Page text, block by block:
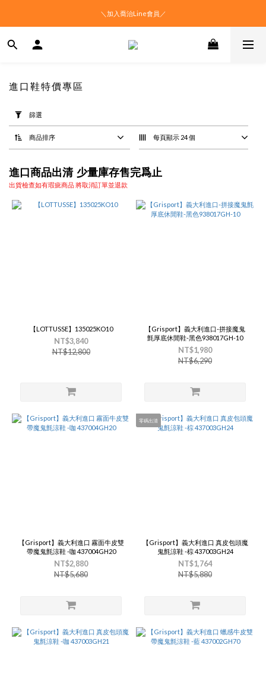
＼加入喬治Line會員／
篩
選
(0/20)
價格
(NT$)
進口鞋特價專區
篩選
商品排序 每頁顯示 24 個
進口商品出清 少量庫存售完爲止
出貨檢查如有瑕疵商品 將取消訂單並退款
【LOTTUSSE】135025KO10
NT$3,840
NT$12,800
【Grisport】義大利進口-拼接魔鬼
氈厚底休閒鞋-黑色938017GH-10
NT$1,980
NT$6,290
【Grisport】義大利進口 霧面牛皮雙
帶魔鬼氈涼鞋 -咖 437004GH20
NT$2,880
NT$5,680
零碼出清
【Grisport】義大利進口 真皮包頭魔
鬼氈涼鞋 -棕 437003GH24
NT$1,764
NT$5,880